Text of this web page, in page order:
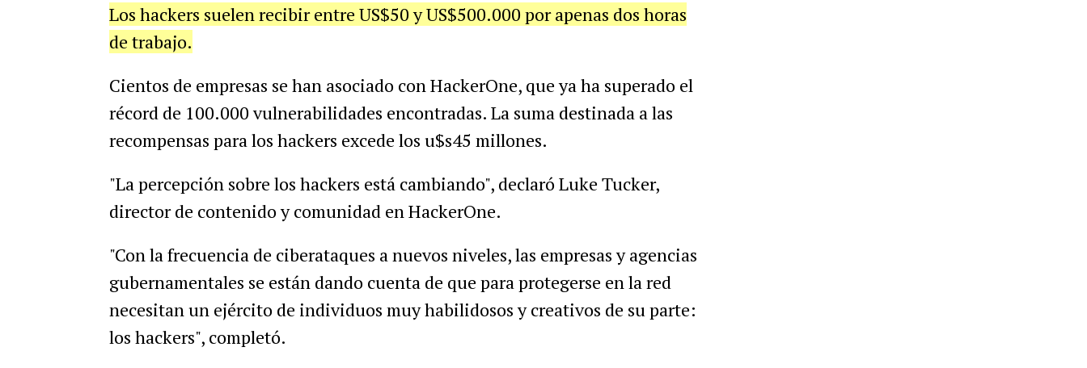
Los hackers suelen recibir entre US$50 y US$500.000 por apenas dos horas
de trabajo.
Cientos de empresas se han asociado con HackerOne, que ya ha superado el
récord de 100.000 vulnerabilidades encontradas. La suma destinada a las
recompensas para los hackers excede los u$s45 millones.
"La percepción sobre los hackers está cambiando", declaró Luke Tucker,
director de contenido y comunidad en HackerOne.
"Con la frecuencia de ciberataques a nuevos niveles, las empresas y agencias
gubernamentales se están dando cuenta de que para protegerse en la red
necesitan un ejército de individuos muy habilidosos y creativos de su parte:
los hackers", completó.